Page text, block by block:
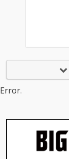
Error.